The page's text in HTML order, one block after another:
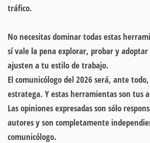
tráfico.
No necesitas dominar todas estas
sí vale la pena explorar, probar y adoptar
ajusten a tu estilo de trabajo.
El comunicólogo del 2026 será, ante
estratega. Y estas herramientas son tus
Las opiniones expresadas son sólo
autores y son completamente
comunicólogo.